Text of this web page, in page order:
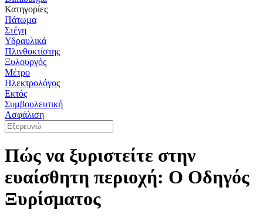
Κατηγορίες
Πάτωμα
Στέγη
Υδραυλικά
Πλινθοκτίστης
Ξυλουργός
Μέτρο
Ηλεκτρολόγος
Εκτός
Συμβουλευτική
Ασφάλιση
Πώς να ξυριστείτε στην
ευαίσθητη περιοχή: Ο Οδηγός
Ξυρίσματος